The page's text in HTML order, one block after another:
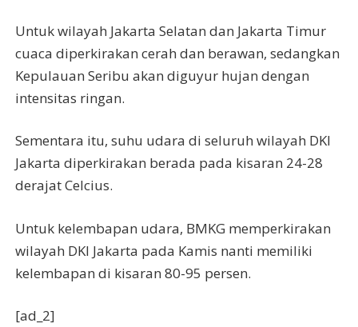
Untuk wilayah Jakarta Selatan dan Jakarta Timur
cuaca diperkirakan cerah dan berawan, sedangkan
Kepulauan Seribu akan diguyur hujan dengan
intensitas ringan.
Sementara itu, suhu udara di seluruh wilayah DKI
Jakarta diperkirakan berada pada kisaran 24-28
derajat Celcius.
Untuk kelembapan udara, BMKG memperkirakan
wilayah DKI Jakarta pada Kamis nanti memiliki
kelembapan di kisaran 80-95 persen.
[ad_2]